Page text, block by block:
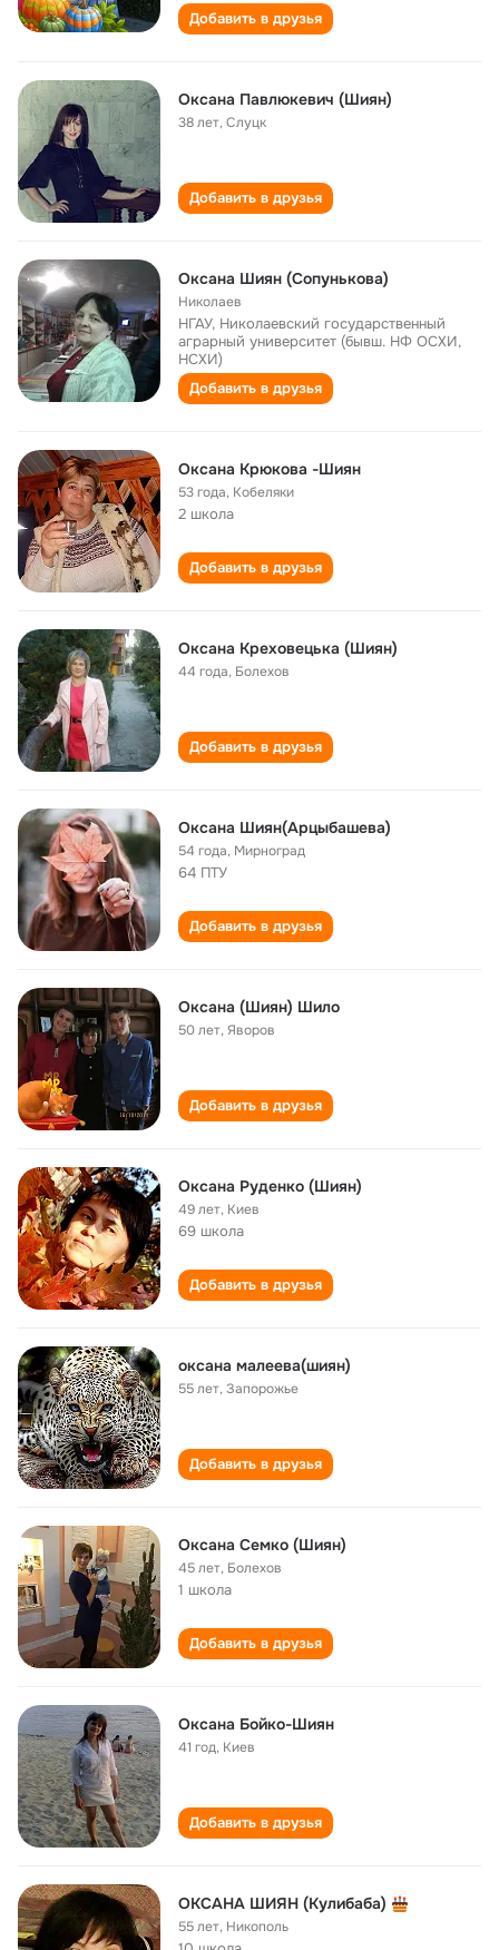
Добавить в друзья
Оксана Павлюкевич (Шиян)
38 лет,Слуцк
Добавить в друзья
Оксана Шиян (Сопунькова)
Николаев
НГАУ, Николаевский государственный
аграрный университет (бывш. НФ ОСХИ,
НСХИ)
Добавить в друзья
Оксана Крюкова -Шиян
53 года, Кобеляки
2 школа
Добавить в друзья
Оксана Креховецька (Шиян)
44 года, Болехов
Добавить в друзья
Оксана Шиян(Арцыбашева)
54 года, Мирноград
64 ПТУ
Добавить в друзья
Оксана (Шиян) Шило
50 лет,Яворов
Добавить в друзья
Оксана Руденко (Шиян)
49 лет, Киев
69 школа
Добавить в друзья
оксана малеева(шиян)
55 лет,Запорожье
Добавить в друзья
Оксана Семко (Шиян)
45 лет, Болехов
1 школа
Добавить в друзья
Оксана Бойко-Шиян
41 год, Киев
Добавить в друзья
ОКСАНА ШИЯН (Кулибаба)
55 лет, Никополь